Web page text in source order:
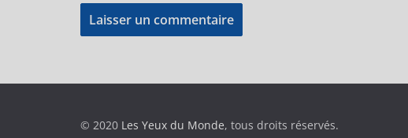
© 2020 Les Yeux du Monde, tous droits réservés.